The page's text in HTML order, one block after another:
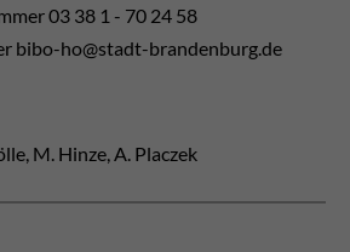
03 38 1 - 70 24 58
bibo-ho@stadt-brandenburg.de
M. Hinze, A. Placzek